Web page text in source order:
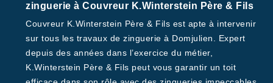
zinguerie à Couvreur K.Winterstein Père & Fils
Couvreur K.Winterstein Père & Fils est apte à intervenir
sur tous les travaux de zinguerie à Domjulien. Expert
depuis des années dans l’exercice du métier,
K.Winterstein Père & Fils peut vous garantir un toit